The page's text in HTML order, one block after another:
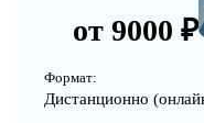
от 9000 ₽
Формат:
Дистанционно